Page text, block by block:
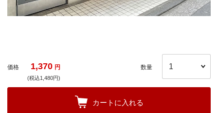
価格 1,370 円
(税込1,480円)
数量
カートに入れる